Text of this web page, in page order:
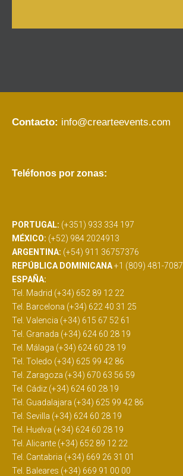
Contacto: info@crearteevents.com
Teléfonos por zonas:
PORTUGAL: (+351) 933 334 197
MÉXICO: (+52) 984 2024913
ARGENTINA: (+54) 911 36757376
REPÚBLICA DOMINICANA+1 (809) 481-7087
ESPAÑA:
Tel. Madrid (+34) 652 89 12 22
Tel. Barcelona (+34) 622 40 31 25
Tel. Valencia (+34) 615 67 52 61
Tel. Granada (+34) 624 60 28 19
Tel. Málaga (+34) 624 60 28 19
Tel. Toledo (+34) 625 99 42 86
Tel. Zaragoza (+34) 670 63 56 59
Tel. Cádiz (+34) 624 60 28 19
Tel. Guadalajara (+34) 625 99 42 86
Tel. Sevilla (+34) 624 60 28 19
Tel. Huelva (+34) 624 60 28 19
Tel. Alicante (+34) 652 89 12 22
Tel. Cantabria (+34) 669 26 31 01
Tel. Baleares (+34) 669 91 00 00